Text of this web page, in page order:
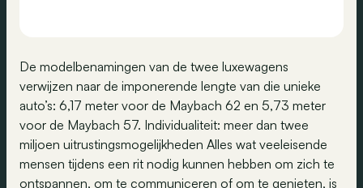
De modelbenamingen van de twee luxewagens
verwijzen naar de imponerende lengte van die unieke
auto’s: 6,17 meter voor de Maybach 62 en 5,73 meter
voor de Maybach 57. Individualiteit: meer dan twee
miljoen uitrustingsmogelijkheden Alles wat veeleisende
mensen tijdens een rit nodig kunnen hebben om zich te
ontspannen, om te communiceren of om te genieten, is